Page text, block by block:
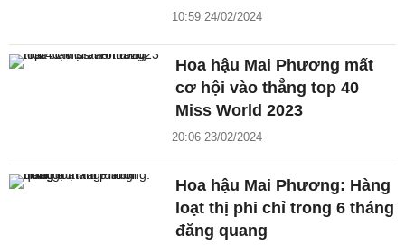
10:59 24/02/2024
Hoa hậu Mai Phương mất
cơ hội vào thẳng top 40
Miss World 2023
20:06 23/02/2024
Hoa hậu Mai Phương: Hàng
loạt thị phi chỉ trong 6 tháng
đăng quang